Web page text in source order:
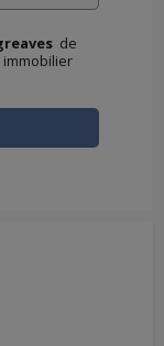
de